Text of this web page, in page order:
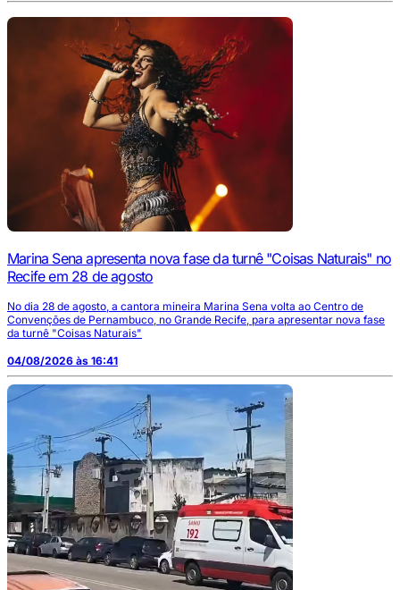
Marina Sena apresenta nova fase da turnê "Coisas Naturais" no
Recife em 28 de agosto
No dia 28 de agosto, a cantora mineira Marina Sena volta ao Centro de
Convenções de Pernambuco, no Grande Recife, para apresentar nova fase
da turnê "Coisas Naturais"
04/08/2026 às 16:41